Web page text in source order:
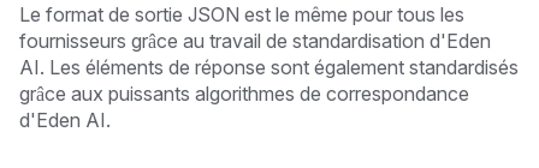
Le format de sortie JSON est le même pour tous les
fournisseurs grâce au travail de standardisation d'Eden
AI. Les éléments de réponse sont également standardisés
grâce aux puissants algorithmes de correspondance
d'Eden AI.